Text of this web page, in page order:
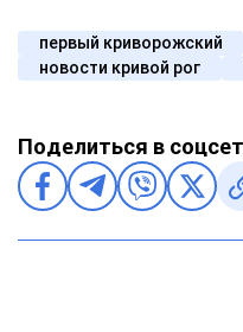
первый криворожский
новости кривой рог
Поделиться в